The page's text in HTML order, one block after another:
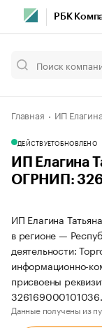
РБК
Главная ИП
ДЕЙСТВУЕТОБНОВЛЕНО
ИП Елагина
ОГРНИП:
ИП Елагина
в регионе —
деятельности:
информационно-
присвоены
326169000101036.
Данные получены из